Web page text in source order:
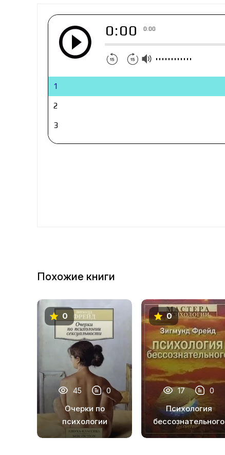
0:00 0:00
1
2
3
4
11
12
13
14
16
17
19
Похожие книги
0
45 0
Очерки по
психологии
сексуальности
0
17 0
Психология
бессознательного